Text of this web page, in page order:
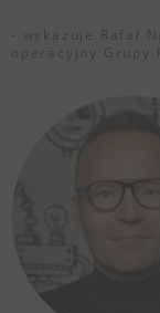
- wskazuje Rafał
operacyjny Grupy